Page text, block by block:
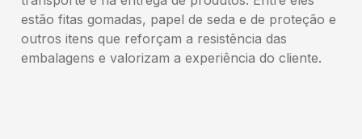
estão fitas gomadas, papel de seda e de proteção e
outros itens que reforçam a resistência das
embalagens e valorizam a experiência do cliente.
4º caixas
5º transporte